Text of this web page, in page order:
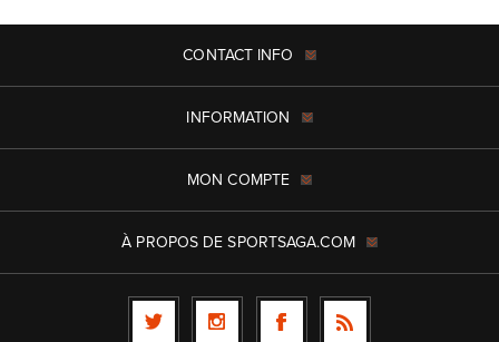
CONTACT INFO
INFORMATION
MON COMPTE
À PROPOS DE SPORTSAGA.COM